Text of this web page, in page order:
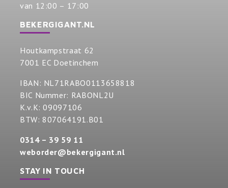
van 12:00 – 17:00
BEKERGIGANT.NL
Houtkampstraat 62
7001 EC Doetinchem
IBAN: NL71RABO0113658818
BIC Nummer: RABONL2U
K.v.K: 09097106
BTW: 807064191.B01
0314 – 39 59 11
weborder@bekergigant.nl
STAY IN TOUCH